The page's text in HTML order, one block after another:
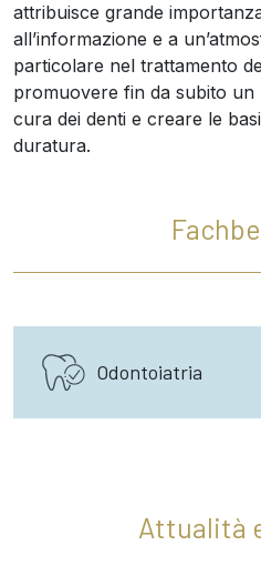
attribuisce grande
all’informazione e a
particolare nel trattamento
promuovere fin da subito
cura dei denti e creare le
duratura.
Odontoiatria
Attualità